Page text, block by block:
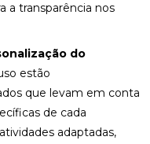
a transparência nos
do
estão
que levam em conta
de cada
adaptadas,